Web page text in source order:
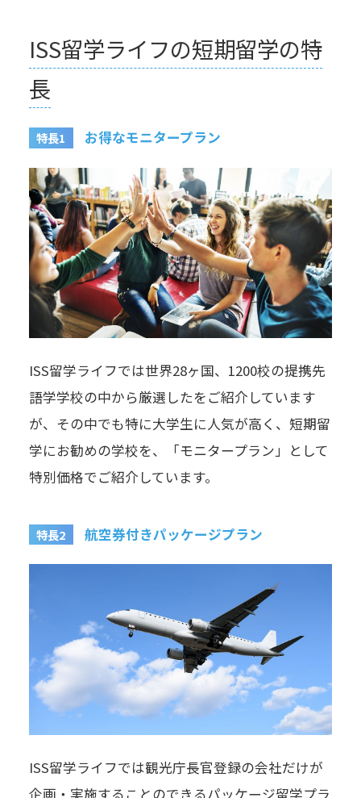
ISS留学ライフの短期留学の特
長
特長1 お得なモニタープラン
ISS留学ライフでは世界28ヶ国、1200校の提携先
語学学校の中から厳選したをご紹介しています
が、その中でも特に大学生に人気が高く、短期留
学にお勧めの学校を、「モニタープラン」として
特別価格でご紹介しています。
特長2 航空券付きパッケージプラン
ISS留学ライフでは観光庁長官登録の会社だけが
企画・実施することのできるパッケージ留学プラ